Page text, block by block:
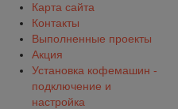
Карта сайта
Контакты
Выполненные проекты
Акция
Установка кофемашин -
подключение и
настройка